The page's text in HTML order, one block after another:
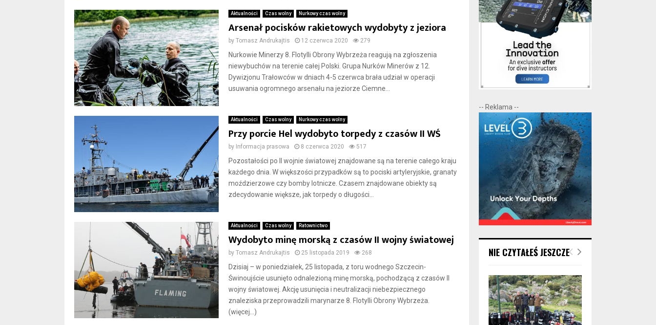
Aktualności Czas wolny Nurkowy czas wolny
Arsenał pocisków rakietowych wydobyty z jeziora
by Tomasz Andrukajtis 12 czerwca 2020 279
Nurkowie Minerzy 8. Flotylli Obrony Wybrzeża reagują na zgłoszenia
niewybuchów na terenie całej Polski. Grupa Nurków Minerów z 12.
Dywizjonu Trałowców w dniach 4-5 czerwca brała udział w operacji
usuwania ogromnego arsenału na jeziorze Ciemne...
Aktualności Czas wolny Nurkowy czas wolny
Przy porcie Hel wydobyto torpedy z czasów II WŚ
by Informacja prasowa 8 czerwca 2020 517
Pozostałości po II wojnie światowej znajdowane są na terenie całego kraju
każdego dnia. W większości przypadków są to pociski artyleryjskie, granaty
moździerzowe czy bomby lotnicze. Czasem znajdowane obiekty są
zdecydowanie większe, jak torpedy o długości...
Aktualności Czas wolny Ratownictwo
Wydobyto minę morską z czasów II wojny światowej
by Tomasz Andrukajtis 25 listopada 2019 268
Dzisiaj – w poniedziałek, 25 listopada, z toru wodnego Szczecin-
Świnoujście usunięto odnalezioną minę morską, pochodzącą z czasów II
wojny światowej. Akcję usunięcia i neutralizacji niebezpiecznego
znaleziska przeprowadzili marynarze 8. Flotylli Obrony Wybrzeża.
(więcej…)
-- Reklama --
NIE CZYTAŁEŚ JESZCZE